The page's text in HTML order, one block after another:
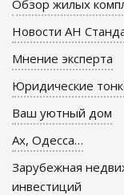
Обзор жилых
Новости АН
Мнение эксперта
Юридические
Ваш уютный дом
Ах, Одесса…
Зарубежная
инвестиций